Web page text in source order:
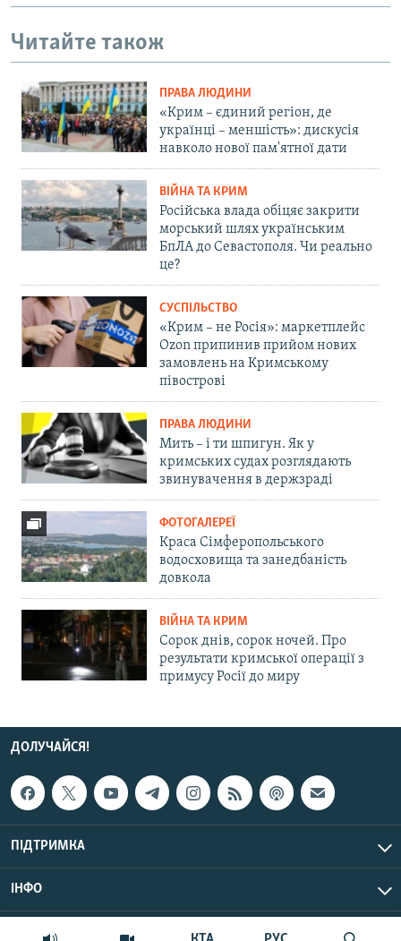
Читайте також
ПРАВА ЛЮДИНИ
«Крим – єдиний регіон, де
українці – меншість»: дискусія
навколо нової пам'ятної дати
ВІЙНА ТА КРИМ
Російська влада обіцяє закрити
морський шлях українським
БпЛА до Севастополя. Чи реально
це?
СУСПІЛЬСТВО
«Крим – не Росія»: маркетплейс
Ozon припинив прийом нових
замовлень на Кримському
півострові
ПРАВА ЛЮДИНИ
Мить – і ти шпигун. Як у
кримських судах розглядають
звинувачення в держзраді
ФОТОГАЛЕРЕЇ
Краса Сімферопольського
водосховища та занедбаність
довкола
ВІЙНА ТА КРИМ
Сорок днів, сорок ночей. Про
результати кримської операції з
примусу Росії до миру
ДОЛУЧАЙСЯ!
ПІДТРИМКА
ІНФО
© Крим.Реалії, 2026 | Усі права застережено.